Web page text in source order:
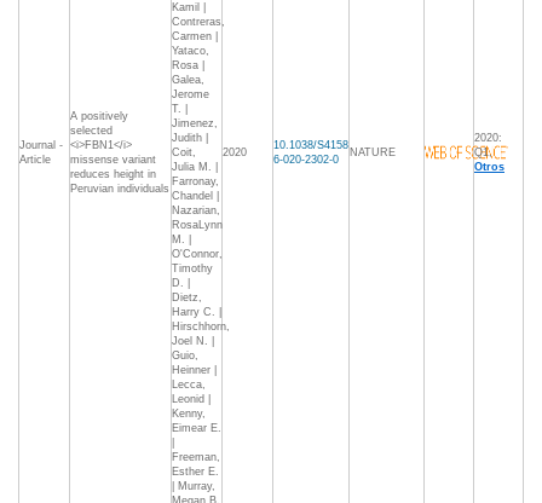
Journal -
Article
A positively
selected
<i>FBN1</i>
missense variant
reduces height in
Peruvian individuals
Kamil |
Contreras,
Carmen |
Yataco,
Rosa |
Galea,
Jerome
T. |
Jimenez,
Judith |
Coit,
Julia M. |
Farronay,
Chandel |
Nazarian,
RosaLynn
M. |
O'Connor,
Timothy
D. |
Dietz,
Harry C. |
Hirschhorn,
Joel N. |
Guio,
Heinner |
Lecca,
Leonid |
Kenny,
Eimear E.
Freeman,
Esther E.
| Murray,
Megan B.
2020
10.1038/S4158
6-020-2302-0
NATURE
2020:
Q1,
Otros